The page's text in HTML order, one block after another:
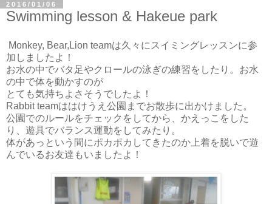
2016/01/06
Swimming lesson & Hakeue park
Monkey, Bear,Lion teamは久々にスイミングレッスンに参
加しましたよ！
お水の中でバタ足やクロールの泳ぎの練習をしたり。お水
の中で体を動かすのが
とても気持ちよさそうでしたよ！
Rabbit teamははけうえ公園までお散歩に出かけました。
公園でのルールをチェックをしてから、かえっこをした
り、遊具でバランス運動をしてみたり。
体があっという間にポカポカしてきたのか上着を脱いで遊
んでいるお友達もいましたよ！